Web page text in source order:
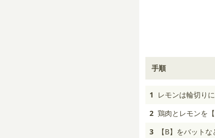
手順
1
レモンは輪切り
2 鶏肉とレモンを
3
【B】をバット